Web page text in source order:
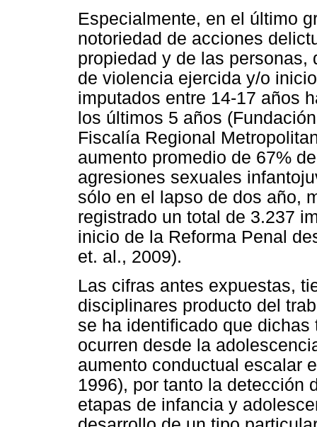
Especialmente, en el último
notoriedad de acciones
propiedad y de las
de violencia ejercida y/o
imputados entre 14-17 años
los últimos 5 años
Fiscalía Regional
aumento promedio de 67%
agresiones sexuales
sólo en el lapso de dos año,
registrado un total de 3.237
inicio de la Reforma Penal
et. al., 2009).
Las cifras antes expuestas,
disciplinares producto del
se ha identificado que
ocurren desde la
aumento conductual escalar
1996), por tanto la detección
etapas de infancia y